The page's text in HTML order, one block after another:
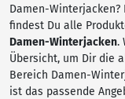
Damen-
findest Du alle
Damen-Winterjacken.
Übersicht, um Dir die
Bereich Damen-
ist das passende